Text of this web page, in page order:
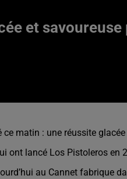
et
ce matin : une réussite
ont lancé Los Pistoleros en
au Cannet fabrique